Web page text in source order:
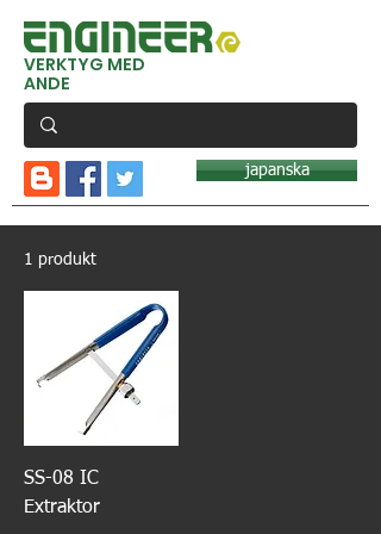
VERKTYG MED
ANDE
japanska
1 produkt
SS-08 IC
Extraktor